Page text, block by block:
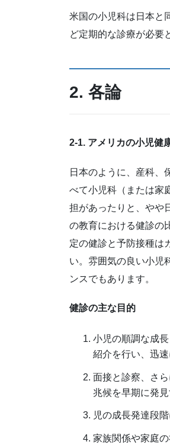
米国の小児科は日本と
ど定期的な診療が必要
2. 各論
2-1. アメリカの小児健
日本のように、産科、
べて小児科（または家
担があったりと、やや
の教育における健診の
定の健診と予防接種は
い。雰囲気の良い小児
ンスでもあります。
健診の主な目的
小児の順調な成
紹介を行い、迅
面接と診察、さ
兆候を早期に発見
児の成長発達段
家族関係や家庭